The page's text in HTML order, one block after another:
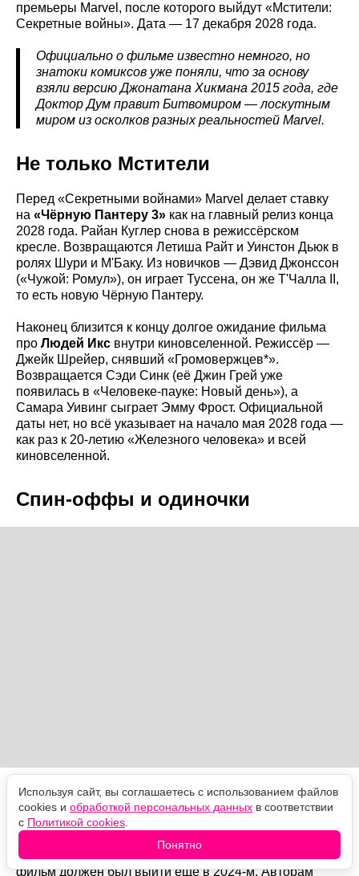
премьеры Marvel, после которого выйдут «Мстители:
Секретные войны». Дата — 17 декабря 2028 года.
Официально о фильме известно немного, но
знатоки комиксов уже поняли, что за основу
взяли версию Джонатана Хикмана 2015 года, где
Доктор Дум правит Битвомиром — лоскутным
миром из осколков разных реальностей Marvel.
Не только Мстители
Перед «Секретными войнами» Marvel делает ставку
на «Чёрную Пантеру 3» как на главный релиз конца
2028 года. Райан Куглер снова в режиссёрском
кресле. Возвращаются Летиша Райт и Уинстон Дьюк в
ролях Шури и М'Баку. Из новичков — Дэвид Джонссон
(«Чужой: Ромул»), он играет Туссена, он же Т'Чалла II,
то есть новую Чёрную Пантеру.
Наконец близится к концу долгое ожидание фильма
про Людей Икс внутри киновселенной. Режиссёр —
Джейк Шрейер, снявший «Громовержцев*».
Возвращается Сэди Синк (её Джин Грей уже
появилась в «Человеке-пауке: Новый день»), а
Самара Уивинг сыграет Эмму Фрост. Официальной
даты нет, но всё указывает на начало мая 2028 года —
как раз к 20-летию «Железного человека» и всей
киновселенной.
Спин-оффы и одиночки
Вне основной линейки остаётся ещё один
совместный проект Sony и Marvel —«Человек-паук:
За пределами Вселенной»
саги о Майлзе Моралесе. Премьера наконец
назначена на 18 июня 2027 года, хотя изначально
фильм должен был выйти ещё в 2024-м. Авторам
Используя сайт, вы соглашаетесь с использованием файлов
cookies и обработкой персональных данных в соответствии
с Политикой cookies
Понятно